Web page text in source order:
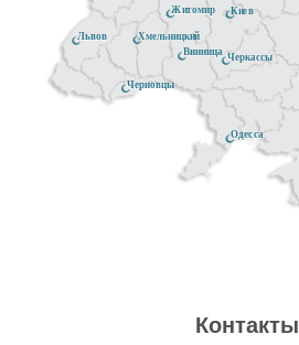
Черкассы
Черновцы
Одесса
Киев
Житомир
Винница
Хмельницкий
Львов
Контакты